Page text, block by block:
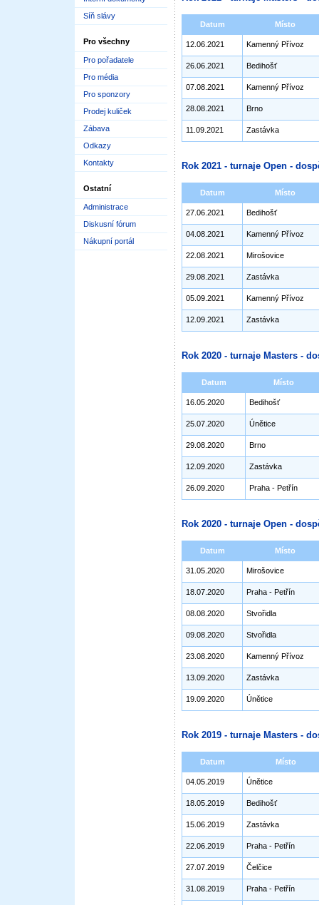
Síň slávy
Pro všechny
Pro pořadatele
Pro média
Pro sponzory
Prodej kuliček
Zábava
Odkazy
Kontakty
Ostatní
Administrace
Diskusní fórum
Nákupní portál
Datum Místo
12.06.2021 Kamenný Přívoz
26.06.2021 Bedihošť
07.08.2021 Kamenný Přívoz
28.08.2021 Brno
11.09.2021 Zastávka
Rok 2021 - turnaje Open -
Datum Místo
27.06.2021 Bedihošť
04.08.2021 Kamenný Přívoz
22.08.2021 Mirošovice
29.08.2021 Zastávka
05.09.2021 Kamenný Přívoz
12.09.2021 Zastávka
Rok 2020 - turnaje Masters -
Datum Místo
16.05.2020 Bedihošť
25.07.2020 Únětice
29.08.2020 Brno
12.09.2020 Zastávka
26.09.2020 Praha - Petřín
Rok 2020 - turnaje Open -
Datum Místo
31.05.2020 Mirošovice
18.07.2020 Praha - Petřín
08.08.2020 Stvořidla
09.08.2020 Stvořidla
23.08.2020 Kamenný Přívoz
13.09.2020 Zastávka
19.09.2020 Únětice
Rok 2019 - turnaje Masters -
Datum Místo
04.05.2019 Únětice
18.05.2019 Bedihošť
15.06.2019 Zastávka
22.06.2019 Praha - Petřín
27.07.2019 Čelčice
31.08.2019 Praha - Petřín